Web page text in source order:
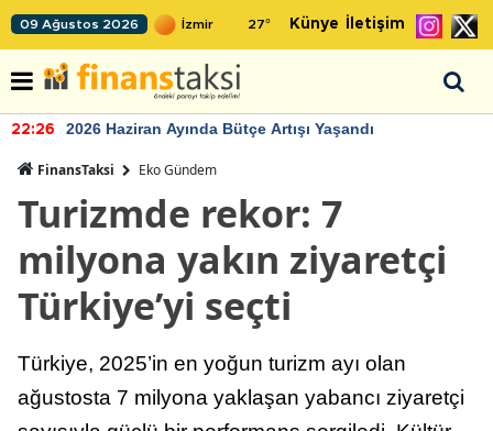
09 Ağustos 2026 27° Künye İletişim
22:26 2026 Haziran Ayında Bütçe Artışı Yaşandı
FinansTaksi Eko Gündem
Turizmde rekor: 7
milyona yakın ziyaretçi
Türkiye’yi seçti
Türkiye, 2025’in en yoğun turizm ayı olan
ağustosta 7 milyona yaklaşan yabancı ziyaretçi